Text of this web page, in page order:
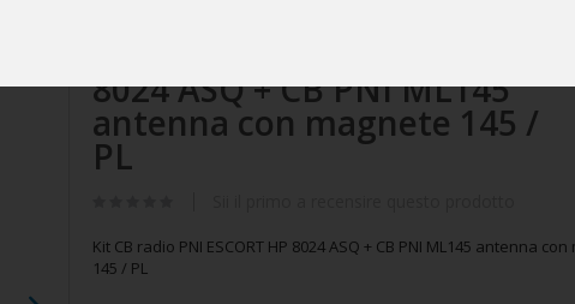
8024 ASQ + CB PNI ML145
antenna con magnete 145 /
PL
Kit CB radio PNI ESCORT HP 8024 ASQ + CB PNI ML145 antenna
145 / PL